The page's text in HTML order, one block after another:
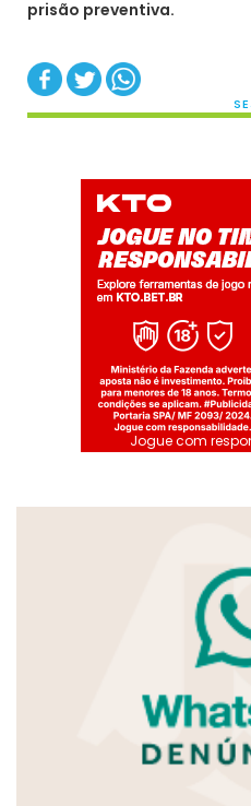
prisão preventiva.
Jogue com